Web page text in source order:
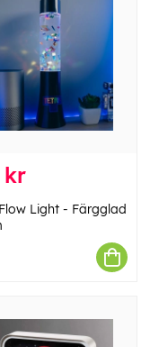
kr
Light - Färgglad